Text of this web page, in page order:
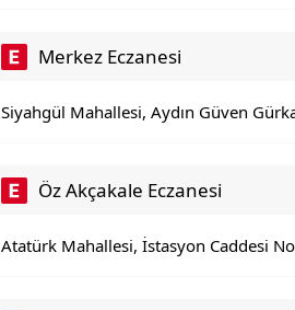
Merkez Eczanesi
Siyahgül Mahallesi, Aydın Güven
Öz Akçakale Eczanesi
Atatürk Mahallesi, İstasyon Caddesi